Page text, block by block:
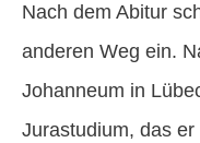
Nach dem Abitur
anderen Weg ein.
Johanneum in
Jurastudium, das